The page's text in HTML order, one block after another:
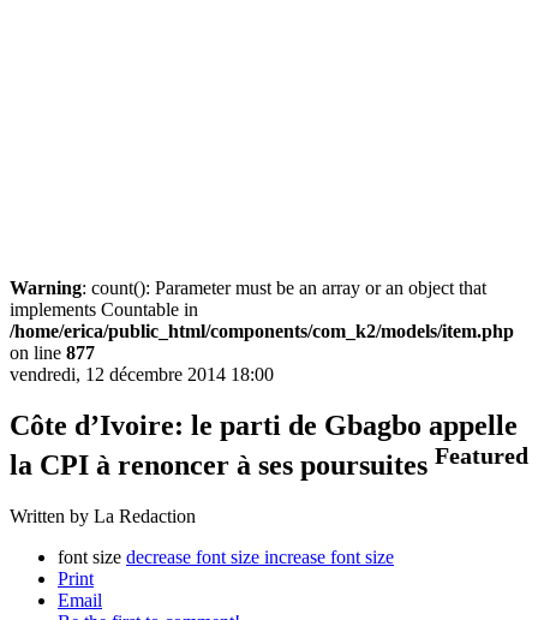
Warning: count(): Parameter must be an array or an object that
implements Countable in
/home/erica/public_html/components/com_k2/models/item.php
on line 877
vendredi, 12 décembre 2014 18:00
Côte d’Ivoire: le parti de Gbagbo appelle
la CPI à renoncer à ses poursuites Featured
Written by La Redaction
font size decrease font size increase font size
Print
Email